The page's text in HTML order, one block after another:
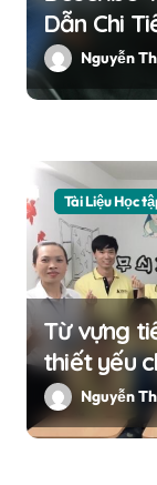
i
ế
Dẫn Chi
BạnNguyễn
Tài Liệu Học
Từ vựng
thiết yếu
Nguyễn